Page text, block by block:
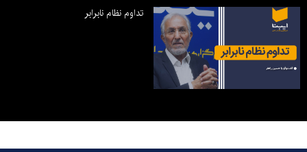
تداوم نظام نابرابر